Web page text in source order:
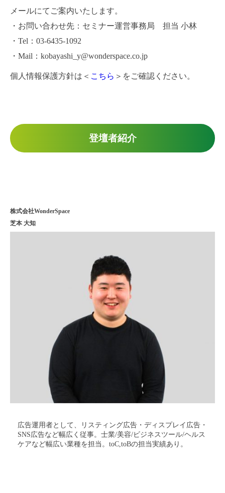
メールにてご案内いたします。
・お問い合わせ先：セミナー運営事務局 担当 小林
・Tel：03-6435-1092
・Mail：kobayashi_y@wonderspace.co.jp
個人情報保護方針は＜ こちら ＞をご確認ください。
登壇者紹介
株式会社WonderSpace
芝本 大知
広告運用者として、リスティング広告・ディスプレイ広告・
SNS広告など幅広く従事。士業/美容/ビジネスツール/ヘルス
ケアなど幅広い業種を担当。toC,toBの担当実績あり。